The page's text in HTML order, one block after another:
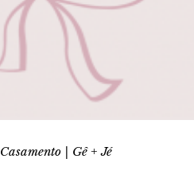
Casamento | Gê + Jé